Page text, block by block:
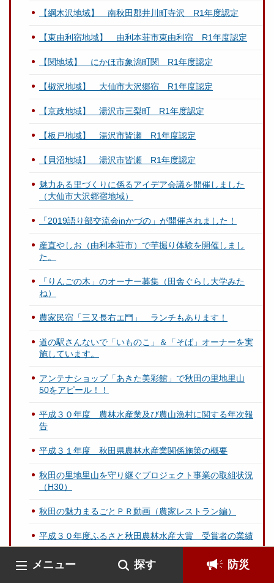
メニュー 探す 防災
【綱木沢地域】 南秋田郡井川町寺沢 R1年度認定
【東由利宿地域】 由利本荘市東由利宿 R1年度認定
【関地域】 にかほ市象潟町関 R1年度認定
【椒沢地域】 大仙市大沢郷宿 R1年度認定
【京政地域】 湯沢市三梨町 R1年度認定
【板戸地域】 湯沢市皆瀬 R1年度認定
【貝沼地域】 湯沢市皆瀬 R1年度認定
魅力ある里づくりに係るアイデア会議を開催しました
（大仙市大沢郷宿地域）
「2019語り部交流会inかづの」が開催されました！
産直やしお（由利本荘市）で芋掘り体験を開催しまし
た。
「りんごの木」のオーナー募集（田舎ぐらし大学みた
ね）
農家民宿「三又長右エ門」 ランチもあります！
道の駅さんないで「いものこ」＆「そば」オーナーを実
施しています。
アンテナショップ「あきた美彩館」で秋田の里地里山
50をアピール！！
平成３０年度 農林水産業及び農山漁村に関する年次報
告
平成３１年度 秋田県農林水産業関係施策の概要
秋田の里地里山を守り継ぐプロジェクト事業の取組状況
（H30）
秋田の魅力まるごとＰＲ動画（農家レストラン編）
平成３０年度ふるさと秋田農林水産大賞 受賞者の業績
【大沢地域】 横手市雄物川町 H30年度認定